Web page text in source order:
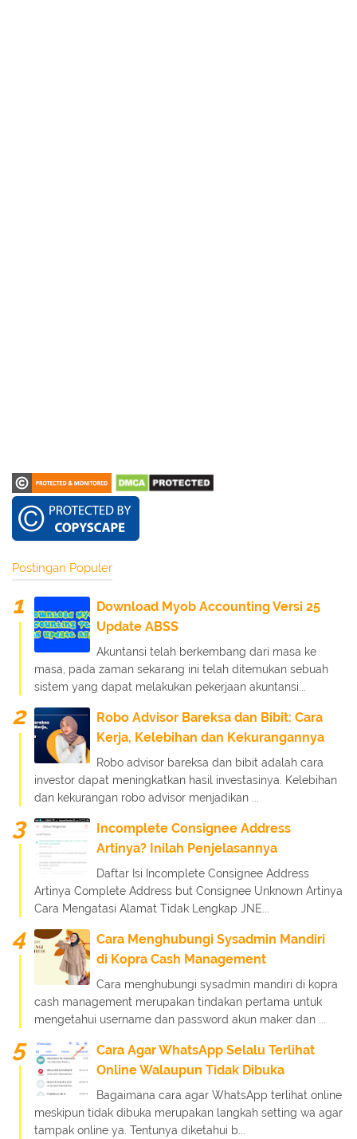
Postingan Populer
Download Myob Accounting Versi 25
Update ABSS
Akuntansi telah berkembang dari masa ke
masa, pada zaman sekarang ini telah ditemukan sebuah
sistem yang dapat melakukan pekerjaan akuntansi...
Robo Advisor Bareksa dan Bibit: Cara
Kerja, Kelebihan dan Kekurangannya
Robo advisor bareksa dan bibit adalah cara
investor dapat meningkatkan hasil investasinya. Kelebihan
dan kekurangan robo advisor menjadikan ...
Incomplete Consignee Address
Artinya? Inilah Penjelasannya
Daftar Isi Incomplete Consignee Address
Artinya Complete Address but Consignee Unknown Artinya
Cara Mengatasi Alamat Tidak Lengkap JNE...
Cara Menghubungi Sysadmin Mandiri
di Kopra Cash Management
Cara menghubungi sysadmin mandiri di kopra
cash management merupakan tindakan pertama untuk
mengetahui username dan password akun maker dan ...
Cara Agar WhatsApp Selalu Terlihat
Online Walaupun Tidak Dibuka
Bagaimana cara agar WhatsApp terlihat online
meskipun tidak dibuka merupakan langkah setting wa agar
tampak online ya. Tentunya diketahui b...